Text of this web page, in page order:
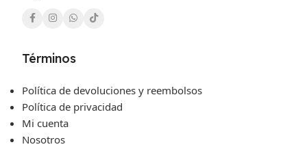
Términos
Política de devoluciones y reembolsos
Política de privacidad
Mi cuenta
Nosotros